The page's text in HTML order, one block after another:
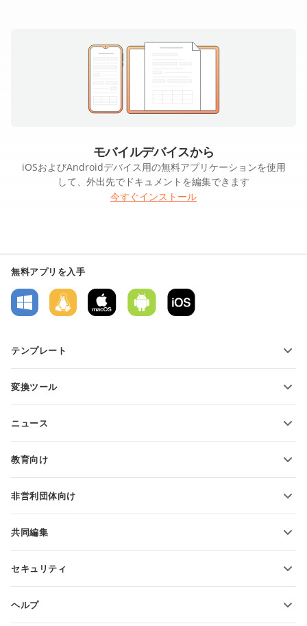
モバイルデバイスから
iOSおよびAndroidデバイス用の無料アプリケーションを使用
して、外出先でドキュメントを編集できます
今すぐインストール
無料アプリを入手
テンプレート
テキスト文書テンプレート
変換ツール
スプレッドシートの変換
PDFの変換
ニュース
教育向け
教育関係者向け
非営利団体向け
無料アカウントをリクエスト
共同編集
翻訳者向け
セキュリティ
ヘルプ